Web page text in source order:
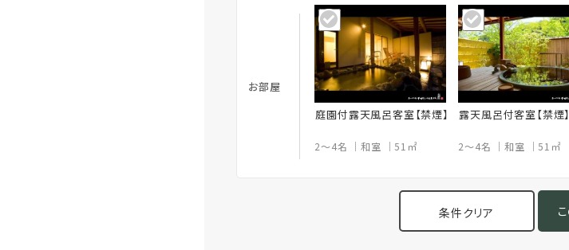
お部屋
庭園付露天風呂客室【禁煙】
2～4名 和室 51㎡
露天風呂付客室【禁煙】
2～4名 和室 51㎡
条件クリア